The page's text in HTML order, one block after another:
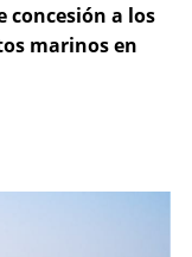
concesión a los
marinos en